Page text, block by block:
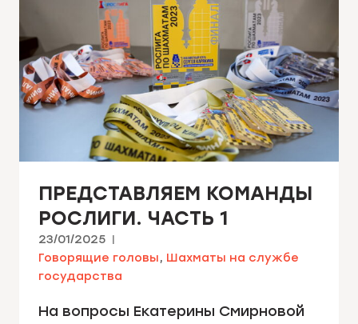
ПРЕДСТАВЛЯЕМ КОМАНДЫ
РОСЛИГИ. ЧАСТЬ 1
23/01/2025
Говорящие головы, Шахматы на службе
государства
На вопросы Екатерины Смирновой